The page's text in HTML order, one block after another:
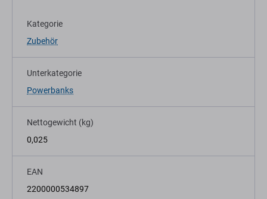
Kategorie
Zubehör
Unterkategorie
Powerbanks
Nettogewicht (kg)
0,025
EAN
2200000534897